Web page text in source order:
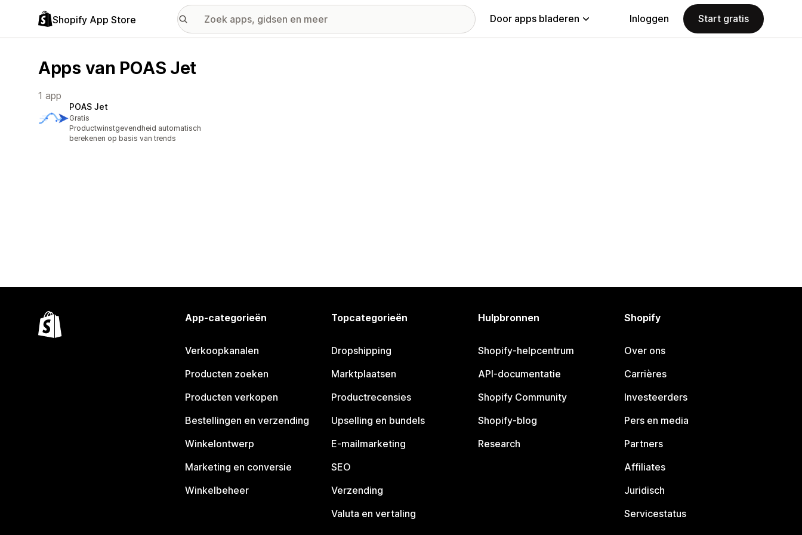
Shopify App Store Door apps bladeren Inloggen Start gratis
Apps van POAS Jet
1 app
POAS Jet
Gratis
Productwinstgevendheid automatisch
berekenen op basis van trends
App-categorieën
Verkoopkanalen
Producten zoeken
Producten verkopen
Bestellingen en verzending
Winkelontwerp
Marketing en conversie
Winkelbeheer
Topcategorieën
Dropshipping
Marktplaatsen
Productrecensies
Upselling en bundels
E-mailmarketing
SEO
Verzending
Valuta en vertaling
Hulpbronnen
Shopify-helpcentrum
API-documentatie
Shopify Community
Shopify-blog
Research
Shopify
Over ons
Carrières
Investeerders
Pers en media
Partners
Affiliates
Juridisch
Servicestatus